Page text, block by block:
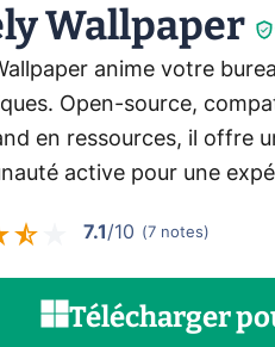
Wallpaper
anime votre
Open-source,
en ressources, il offre
active pour une
7.1 /10 (7 notes)
Télécharger